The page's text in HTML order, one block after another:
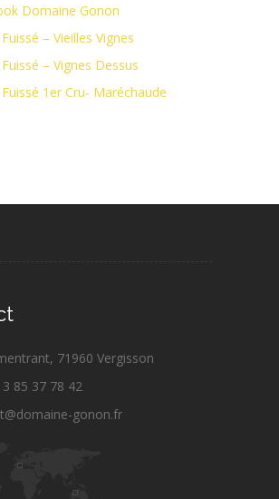
Domaine Gonon
– Vieilles Vignes
– Vignes Dessus
1er Cru- Maréchaude
71960 Vergisson
85 37 78 42
gonon.fr